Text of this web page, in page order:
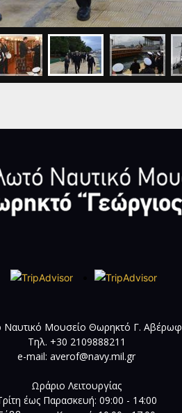
Ναυτικό Μουσείο Θωρηκτό Γ. Αβέρωφ
Τηλ. +30 2109888211
e-mail: averof@navy.mil.gr
Ωράριο Λειτουργίας
έως Παρασκευή: 09:00 - 14:00